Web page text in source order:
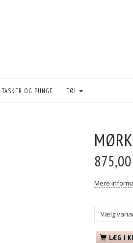
TASKER OG PUNGE TØJ
875,00
Mere
LÆG I